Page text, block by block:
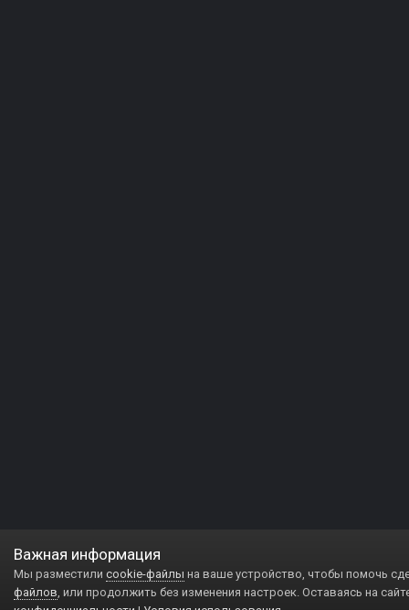
Важная информация
Мы разместили cookie-файлы на ваше устройство, чтобы помочь
файлов, или продолжить без изменения настроек. Оставаясь на